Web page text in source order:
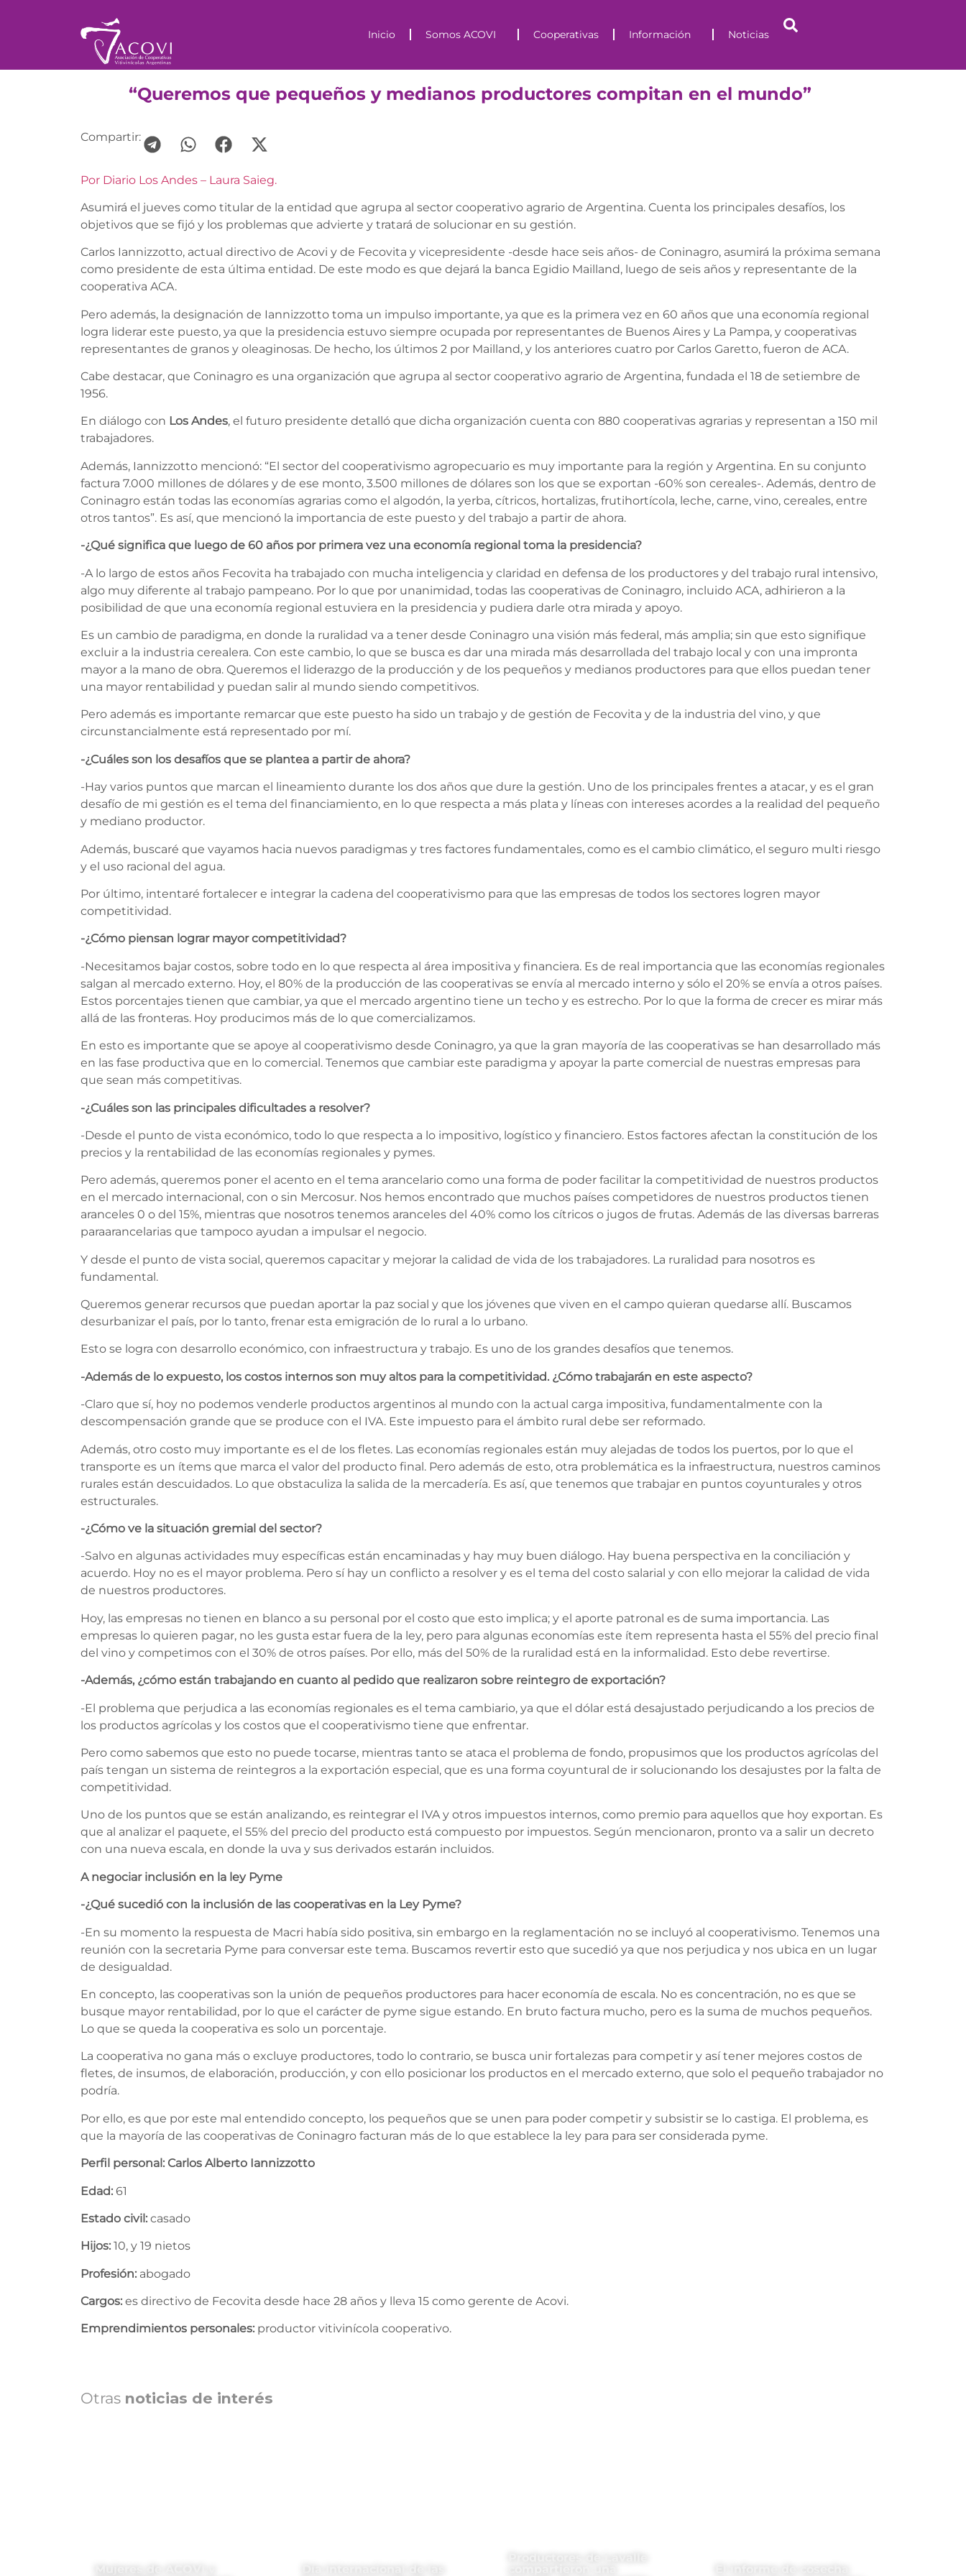
Inicio Somos ACOVI Cooperativas Información Noticias
“Queremos que pequeños y medianos productores compitan en el mundo”
Compartir:
Por Diario Los Andes – Laura Saieg.
Asumirá el jueves como titular de la entidad que agrupa al sector cooperativo agrario de Argentina. Cuenta los principales desafíos, los
objetivos que se fijó y los problemas que advierte y tratará de solucionar en su gestión.
Carlos Iannizzotto, actual directivo de Acovi y de Fecovita y vicepresidente -desde hace seis años- de Coninagro, asumirá la próxima semana
como presidente de esta última entidad. De este modo es que dejará la banca Egidio Mailland, luego de seis años y representante de la
cooperativa ACA.
Pero además, la designación de Iannizzotto toma un impulso importante, ya que es la primera vez en 60 años que una economía regional
logra liderar este puesto, ya que la presidencia estuvo siempre ocupada por representantes de Buenos Aires y La Pampa, y cooperativas
representantes de granos y oleaginosas. De hecho, los últimos 2 por Mailland, y los anteriores cuatro por Carlos Garetto, fueron de ACA.
Cabe destacar, que Coninagro es una organización que agrupa al sector cooperativo agrario de Argentina, fundada el 18 de setiembre de
1956.
En diálogo con Los Andes, el futuro presidente detalló que dicha organización cuenta con 880 cooperativas agrarias y representan a 150 mil
trabajadores.
Además, Iannizzotto mencionó: “El sector del cooperativismo agropecuario es muy importante para la región y Argentina. En su conjunto
factura 7.000 millones de dólares y de ese monto, 3.500 millones de dólares son los que se exportan -60% son cereales-. Además, dentro de
Coninagro están todas las economías agrarias como el algodón, la yerba, cítricos, hortalizas, frutihortícola, leche, carne, vino, cereales, entre
otros tantos”. Es así, que mencionó la importancia de este puesto y del trabajo a partir de ahora.
-¿Qué significa que luego de 60 años por primera vez una economía regional toma la presidencia?
-A lo largo de estos años Fecovita ha trabajado con mucha inteligencia y claridad en defensa de los productores y del trabajo rural intensivo,
algo muy diferente al trabajo pampeano. Por lo que por unanimidad, todas las cooperativas de Coninagro, incluido ACA, adhirieron a la
posibilidad de que una economía regional estuviera en la presidencia y pudiera darle otra mirada y apoyo.
Es un cambio de paradigma, en donde la ruralidad va a tener desde Coninagro una visión más federal, más amplia; sin que esto signifique
excluir a la industria cerealera. Con este cambio, lo que se busca es dar una mirada más desarrollada del trabajo local y con una impronta
mayor a la mano de obra. Queremos el liderazgo de la producción y de los pequeños y medianos productores para que ellos puedan tener
una mayor rentabilidad y puedan salir al mundo siendo competitivos.
Pero además es importante remarcar que este puesto ha sido un trabajo y de gestión de Fecovita y de la industria del vino, y que
circunstancialmente está representado por mí.
-¿Cuáles son los desafíos que se plantea a partir de ahora?
-Hay varios puntos que marcan el lineamiento durante los dos años que dure la gestión. Uno de los principales frentes a atacar, y es el gran
desafío de mi gestión es el tema del financiamiento, en lo que respecta a más plata y líneas con intereses acordes a la realidad del pequeño
y mediano productor.
Además, buscaré que vayamos hacia nuevos paradigmas y tres factores fundamentales, como es el cambio climático, el seguro multi riesgo
y el uso racional del agua.
Por último, intentaré fortalecer e integrar la cadena del cooperativismo para que las empresas de todos los sectores logren mayor
competitividad.
-¿Cómo piensan lograr mayor competitividad?
-Necesitamos bajar costos, sobre todo en lo que respecta al área impositiva y financiera. Es de real importancia que las economías regionales
salgan al mercado externo. Hoy, el 80% de la producción de las cooperativas se envía al mercado interno y sólo el 20% se envía a otros países.
Estos porcentajes tienen que cambiar, ya que el mercado argentino tiene un techo y es estrecho. Por lo que la forma de crecer es mirar más
allá de las fronteras. Hoy producimos más de lo que comercializamos.
En esto es importante que se apoye al cooperativismo desde Coninagro, ya que la gran mayoría de las cooperativas se han desarrollado más
en las fase productiva que en lo comercial. Tenemos que cambiar este paradigma y apoyar la parte comercial de nuestras empresas para
que sean más competitivas.
-¿Cuáles son las principales dificultades a resolver?
-Desde el punto de vista económico, todo lo que respecta a lo impositivo, logístico y financiero. Estos factores afectan la constitución de los
precios y la rentabilidad de las economías regionales y pymes.
Pero además, queremos poner el acento en el tema arancelario como una forma de poder facilitar la competitividad de nuestros productos
en el mercado internacional, con o sin Mercosur. Nos hemos encontrado que muchos países competidores de nuestros productos tienen
aranceles 0 o del 15%, mientras que nosotros tenemos aranceles del 40% como los cítricos o jugos de frutas. Además de las diversas barreras
paraarancelarias que tampoco ayudan a impulsar el negocio.
Y desde el punto de vista social, queremos capacitar y mejorar la calidad de vida de los trabajadores. La ruralidad para nosotros es
fundamental.
Queremos generar recursos que puedan aportar la paz social y que los jóvenes que viven en el campo quieran quedarse allí. Buscamos
desurbanizar el país, por lo tanto, frenar esta emigración de lo rural a lo urbano.
Esto se logra con desarrollo económico, con infraestructura y trabajo. Es uno de los grandes desafíos que tenemos.
-Además de lo expuesto, los costos internos son muy altos para la competitividad. ¿Cómo trabajarán en este aspecto?
-Claro que sí, hoy no podemos venderle productos argentinos al mundo con la actual carga impositiva, fundamentalmente con la
descompensación grande que se produce con el IVA. Este impuesto para el ámbito rural debe ser reformado.
Además, otro costo muy importante es el de los fletes. Las economías regionales están muy alejadas de todos los puertos, por lo que el
transporte es un ítems que marca el valor del producto final. Pero además de esto, otra problemática es la infraestructura, nuestros caminos
rurales están descuidados. Lo que obstaculiza la salida de la mercadería. Es así, que tenemos que trabajar en puntos coyunturales y otros
estructurales.
-¿Cómo ve la situación gremial del sector?
-Salvo en algunas actividades muy específicas están encaminadas y hay muy buen diálogo. Hay buena perspectiva en la conciliación y
acuerdo. Hoy no es el mayor problema. Pero sí hay un conflicto a resolver y es el tema del costo salarial y con ello mejorar la calidad de vida
de nuestros productores.
Hoy, las empresas no tienen en blanco a su personal por el costo que esto implica; y el aporte patronal es de suma importancia. Las
empresas lo quieren pagar, no les gusta estar fuera de la ley, pero para algunas economías este ítem representa hasta el 55% del precio final
del vino y competimos con el 30% de otros países. Por ello, más del 50% de la ruralidad está en la informalidad. Esto debe revertirse.
-Además, ¿cómo están trabajando en cuanto al pedido que realizaron sobre reintegro de exportación?
-El problema que perjudica a las economías regionales es el tema cambiario, ya que el dólar está desajustado perjudicando a los precios de
los productos agrícolas y los costos que el cooperativismo tiene que enfrentar.
Pero como sabemos que esto no puede tocarse, mientras tanto se ataca el problema de fondo, propusimos que los productos agrícolas del
país tengan un sistema de reintegros a la exportación especial, que es una forma coyuntural de ir solucionando los desajustes por la falta de
competitividad.
Uno de los puntos que se están analizando, es reintegrar el IVA y otros impuestos internos, como premio para aquellos que hoy exportan. Es
que al analizar el paquete, el 55% del precio del producto está compuesto por impuestos. Según mencionaron, pronto va a salir un decreto
con una nueva escala, en donde la uva y sus derivados estarán incluidos.
A negociar inclusión en la ley Pyme
-¿Qué sucedió con la inclusión de las cooperativas en la Ley Pyme?
-En su momento la respuesta de Macri había sido positiva, sin embargo en la reglamentación no se incluyó al cooperativismo. Tenemos una
reunión con la secretaria Pyme para conversar este tema. Buscamos revertir esto que sucedió ya que nos perjudica y nos ubica en un lugar
de desigualdad.
En concepto, las cooperativas son la unión de pequeños productores para hacer economía de escala. No es concentración, no es que se
busque mayor rentabilidad, por lo que el carácter de pyme sigue estando. En bruto factura mucho, pero es la suma de muchos pequeños.
Lo que se queda la cooperativa es solo un porcentaje.
La cooperativa no gana más o excluye productores, todo lo contrario, se busca unir fortalezas para competir y así tener mejores costos de
fletes, de insumos, de elaboración, producción, y con ello posicionar los productos en el mercado externo, que solo el pequeño trabajador no
podría.
Por ello, es que por este mal entendido concepto, los pequeños que se unen para poder competir y subsistir se lo castiga. El problema, es
que la mayoría de las cooperativas de Coninagro facturan más de lo que establece la ley para para ser considerada pyme.
Perfil personal: Carlos Alberto Iannizzotto
Edad: 61
Estado civil: casado
Hijos: 10, y 19 nietos
Profesión: abogado
Cargos: es directivo de Fecovita desde hace 28 años y lleva 15 como gerente de Acovi.
Emprendimientos personales: productor vitivinícola cooperativo.
Otras noticias de interés